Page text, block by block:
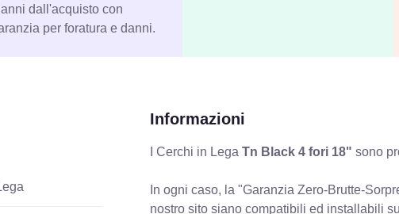
dall'acquisto con
per foratura e danni.
Informazioni
I Cerchi in LegaTn Black 4 fori 18" sono
In ogni caso, la "Garanzia Zero-Brutte-
nostro sito siano compatibili ed installabili